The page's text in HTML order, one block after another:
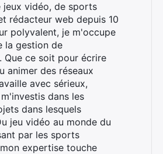
jeux vidéo, de sports
rédacteur web depuis 10
polyvalent, je m'occupe
la gestion de
Que ce soit pour écrire
animer des réseaux
avec sérieux,
dans les
dans lesquels
jeu vidéo au monde du
par les sports
expertise touche